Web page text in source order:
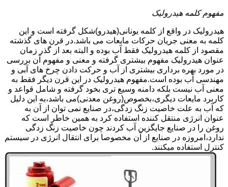
مفهوم کلمه هیدرولیک
هیدرولیک در واقع از کلمه یونانی(هیدرو)شکل گرفته است و این
کلمه به معنی جریان حرکات مایعات می باشد.در قرن های گذشته
مقصود از کلمه هیدرولیک فقط آب بوده و البته بعد از گذر زمان
عنوان هیدرولیک مفهوم بیشتری گرفته و معنی و مفهوم آن بررسی
در مورد بهره برداری بیشتری از آب و حرکت دادن چرخ های آبی و
مهندسی آب بوده است.مفهوم هیدرولیک در این قرن دیگر فقط به
معنی آب نیست بلکه دامنه وسیع تری بخود گرفته و شامل قواعد و
کاربرد مایعات دیگری،بخصوص(روغن معدنی)می باشد،به این دلیل
که آب به علت خاصیت زنگ زدگی،در صنایع نمی توان از آن به
عنوان انرژی منتقل کننده استفاده کرد به همین خاطر است که
روغن را در صنایع جایگزین آب کردند چون خاصیت زنگ زدگی
ندارد،امروزه در صنایع از آن مخصوصا برای انتقال انرژی در سیستم
کنترل استفاده میکنند.